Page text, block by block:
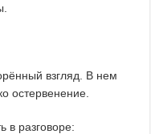
взгляд. В нем
остервенение.
в разговоре: